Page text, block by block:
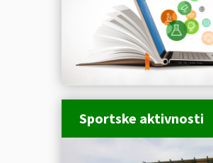
Sportske aktivnosti